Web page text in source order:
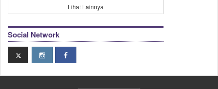
Lihat Lainnya
Social Network